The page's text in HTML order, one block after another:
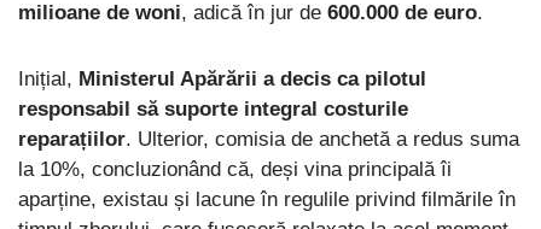
milioane de woni, adică în jur de 600.000 de euro.
Inițial, Ministerul Apărării a decis ca pilotul
responsabil să suporte integral costurile
reparațiilor. Ulterior, comisia de anchetă a redus suma
la 10%, concluzionând că, deși vina principală îi
aparține, existau și lacune în regulile privind filmările în